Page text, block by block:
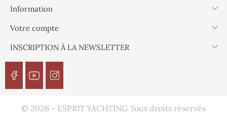
Information 
Votre compte 
INSCRIPTION À LA NEWSLETTER 
© 2026 - ESPRIT YACHTING Tous droits réservés